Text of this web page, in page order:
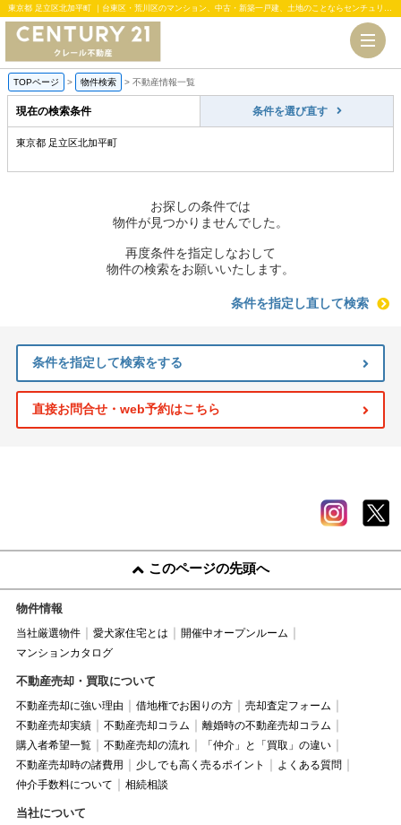
東京都 足立区北加平町 ｜台東区・荒川区のマンション、中古・新築一戸建、土地のことならセンチュリー21クレール不動産
TOPページ > 物件検索 > 不動産情報一覧
現在の検索条件 条件を選び直す
東京都 足立区北加平町
お探しの条件では
物件が見つかりませんでした。
再度条件を指定しなおして
物件の検索をお願いいたします。
条件を指定し直して検索
条件を指定して検索をする
直接お問合せ・web予約はこちら
このページの先頭へ
物件情報
当社厳選物件 愛犬家住宅とは
開催中オープンルーム
マンションカタログ
不動産売却・買取について
不動産売却に強い理由 借地権でお困りの方
売却査定フォーム
不動産売却実績
不動産売却コラム
離婚時の不動産売却コラム
購入者希望一覧
不動産売却の流れ
「仲介」と「買取」の違い
不動産売却時の諸費用
少しでも高く売るポイント
よくある質問
仲介手数料について
相続相談
当社について